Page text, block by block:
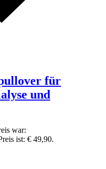
für
und
war:
ist: € 49,90.